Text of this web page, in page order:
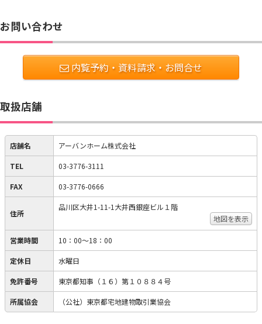
お問い合わせ
内覧予約・資料請求・お問合せ
取扱店舗
店舗名 アーバンホーム株式会社
TEL 03-3776-3111
FAX 03-3776-0666
住所
品川区大井1-11-1大井西銀座ビル１階
地図を表示
営業時間 10：00～18：00
定休日 水曜日
免許番号 東京都知事（１６）第１０８８４号
所属協会 （公社）東京都宅地建物取引業協会